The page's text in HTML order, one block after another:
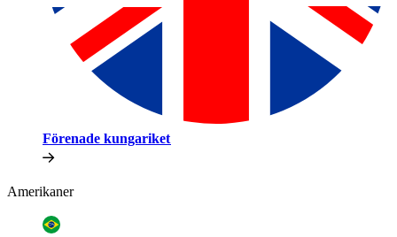
Förenade kungariket​​
Amerikaner​​